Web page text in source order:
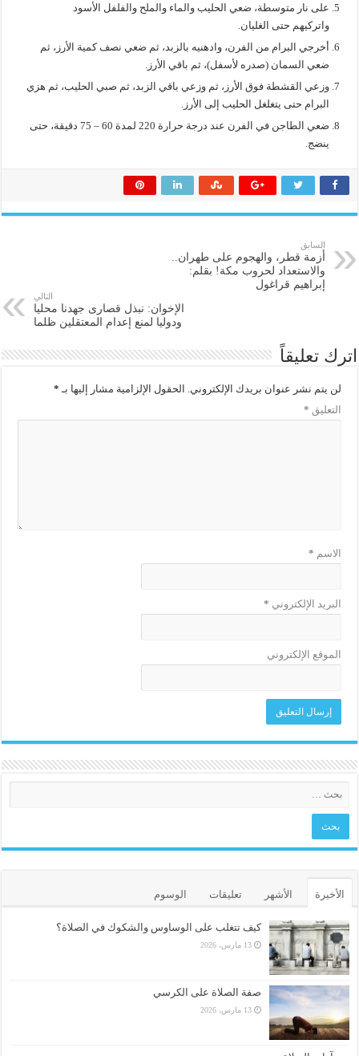
على نار متوسطة، ضعي الحليب والماء والملح والفلفل الأسود
واتركيهم حتى الغليان.
أخرجي البرام من الفرن، وادهنيه بالزبد، ثم ضعي نصف كمية الأرز، ثم
ضعي السمان (صدره لأسفل)، ثم باقي الأرز.
وزعي القشطة فوق الأرز، ثم وزعي باقي الزبد، ثم صبي الحليب، ثم هزي
البرام حتى يتغلغل الحليب إلى الأرز.
ضعي الطاجن في الفرن عند درجة حرارة 220 لمدة 60 – 75 دقيقة، حتى
ينضج.
السابق
أزمة قطر، والهجوم على طهران..
والاستعداد لحروب مكة! بقلم:
إبراهيم قراغول
التالي
الإخوان: نبذل قصارى جهدنا محليا
ودوليا لمنع إعدام المعتقلين ظلما
اترك تعليقاً
لن يتم نشر عنوان بريدك الإلكتروني. الحقول الإلزامية مشار إليها بـ *
التعليق *
الاسم *
البريد الإلكتروني *
الموقع الإلكتروني
الأخيرة الأشهر تعليقات الوسوم
كيف تتغلب على الوساوس والشكوك في الصلاة؟
13 مارس، 2026
صفة الصلاة على الكرسي
13 مارس، 2026